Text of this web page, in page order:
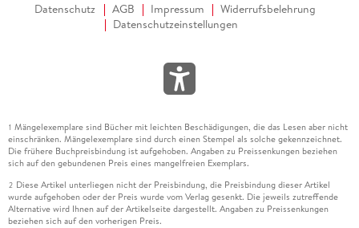
Datenschutz AGB Impressum
Widerrufsbelehrung
Datenschutzeinstellungen
1 Mängelexemplare sind Bücher mit leichten Beschädigungen, die das Lesen aber nicht
einschränken. Mängelexemplare sind durch einen Stempel als solche gekennzeichnet.
Die frühere Buchpreisbindung ist aufgehoben. Angaben zu Preissenkungen beziehen
sich auf den gebundenen Preis eines mangelfreien Exemplars.
2 Diese Artikel unterliegen nicht der Preisbindung, die Preisbindung dieser Artikel
wurde aufgehoben oder der Preis wurde vom Verlag gesenkt. Die jeweils zutreffende
Alternative wird Ihnen auf der Artikelseite dargestellt. Angaben zu Preissenkungen
beziehen sich auf den vorherigen Preis.